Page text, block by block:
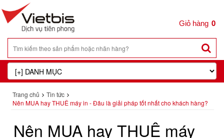
0
Trang chủ
Tin tức
Nên MUA hay THUÊ máy in - Đâu là giải pháp tốt nhất cho khách hàng?
Nên MUA hay THUÊ máy